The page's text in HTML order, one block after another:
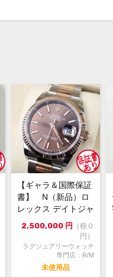
【ギャラ＆国際保証
書】 N（新品）ロ
レックス デイトジャ
スト126231 36m...
2,500,000 円
（税０
円）
ラグジュアリーウォッチ
専門店：R/M
未使用品